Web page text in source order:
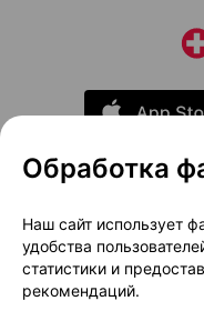
О
Размещение
Обработка
Наш сайт использует
удобства
статистики и
рекомендаций.